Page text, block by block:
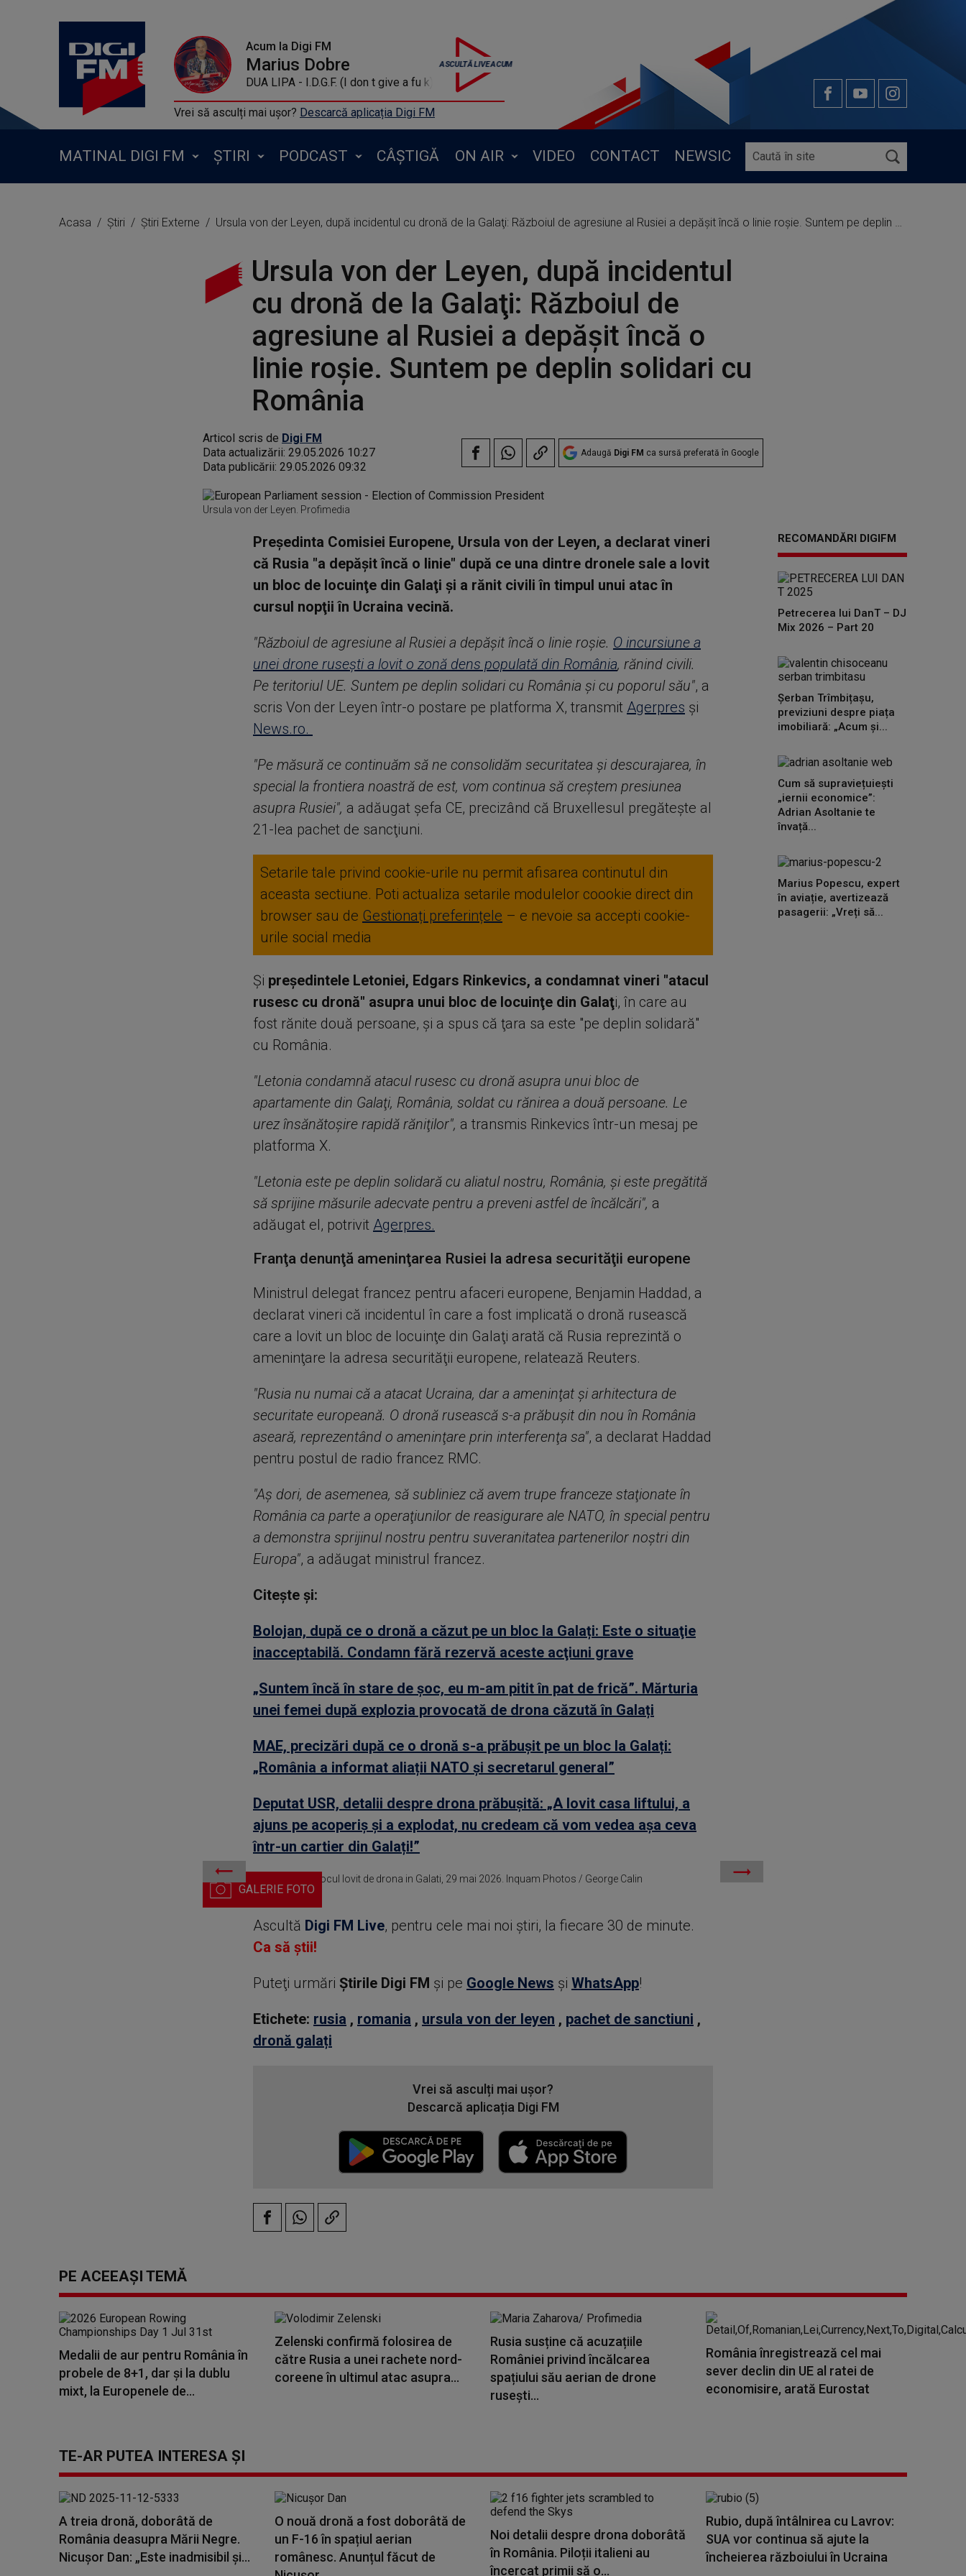
Acum la Digi FM
Marius Dobre
DUA LIPA - I.D.G.F. (I don t give a fu k)
Vrei să asculți mai ușor? Descarcă aplicația Digi FM
MATINAL DIGI FM ȘTIRI PODCAST CÂȘTIGĂ ON AIR VIDEO CONTACT NEWSIC
Acasa Știri Știri Externe Ursula von der Leyen, după incidentul cu dronă de la Galaţi: Războiul de agresiune al Rusiei a depăşit încă o linie roşie. Suntem pe deplin solidari cu România
Ursula von der Leyen, după incidentul
cu dronă de la Galaţi: Războiul de
agresiune al Rusiei a depăşit încă o
linie roşie. Suntem pe deplin solidari cu
România
Articol scris de Digi FM
Data actualizării: 29.05.2026 10:27
Data publicării: 29.05.2026 09:32
Adaugă Digi FM ca sursă preferată în Google
Ursula von der Leyen. Profimedia
Preşedinta Comisiei Europene, Ursula von der Leyen, a declarat vineri
că Rusia "a depăşit încă o linie" după ce una dintre dronele sale a lovit
un bloc de locuinţe din Galaţi şi a rănit civili în timpul unui atac în
cursul nopţii în Ucraina vecină.
"Războiul de agresiune al Rusiei a depăşit încă o linie roşie. O incursiune a
unei drone ruseşti a lovit o zonă dens populată din România, rănind civili.
Pe teritoriul UE. Suntem pe deplin solidari cu România şi cu poporul său", a
scris Von der Leyen într-o postare pe platforma X, transmit Agerpres și
News.ro.
"Pe măsură ce continuăm să ne consolidăm securitatea şi descurajarea, în
special la frontiera noastră de est, vom continua să creştem presiunea
asupra Rusiei", a adăugat şefa CE, precizând că Bruxellesul pregăteşte al
21-lea pachet de sancţiuni.
Setarile tale privind cookie-urile nu permit afisarea continutul din
aceasta sectiune. Poti actualiza setarile modulelor coookie direct din
browser sau de Gestionați preferințele – e nevoie sa accepti cookie-
urile social media
Și preşedintele Letoniei, Edgars Rinkevics, a condamnat vineri "atacul
rusesc cu dronă" asupra unui bloc de locuinţe din Galaţi, în care au
fost rănite două persoane, şi a spus că ţara sa este "pe deplin solidară"
cu România.
"Letonia condamnă atacul rusesc cu dronă asupra unui bloc de
apartamente din Galaţi, România, soldat cu rănirea a două persoane. Le
urez însănătoşire rapidă răniţilor", a transmis Rinkevics într-un mesaj pe
platforma X.
"Letonia este pe deplin solidară cu aliatul nostru, România, şi este pregătită
să sprijine măsurile adecvate pentru a preveni astfel de încălcări", a
adăugat el, potrivit Agerpres.
Franţa denunţă ameninţarea Rusiei la adresa securităţii europene
Ministrul delegat francez pentru afaceri europene, Benjamin Haddad, a
declarat vineri că incidentul în care a fost implicată o dronă rusească
care a lovit un bloc de locuinţe din Galaţi arată că Rusia reprezintă o
ameninţare la adresa securităţii europene, relatează Reuters.
"Rusia nu numai că a atacat Ucraina, dar a ameninţat şi arhitectura de
securitate europeană. O dronă rusească s-a prăbuşit din nou în România
aseară, reprezentând o ameninţare prin interferenţa sa", a declarat Haddad
pentru postul de radio francez RMC.
"Aş dori, de asemenea, să subliniez că avem trupe franceze staţionate în
România ca parte a operaţiunilor de reasigurare ale NATO, în special pentru
a demonstra sprijinul nostru pentru suveranitatea partenerilor noştri din
Europa", a adăugat ministrul francez.
Citește și:
Bolojan, după ce o dronă a căzut pe un bloc la Galați: Este o situaţie
inacceptabilă. Condamn fără rezervă aceste acţiuni grave
„Suntem încă în stare de șoc, eu m-am pitit în pat de frică”. Mărturia
unei femei după explozia provocată de drona căzută în Galați
MAE, precizări după ce o dronă s-a prăbușit pe un bloc la Galați:
„România a informat aliații NATO și secretarul general”
Deputat USR, detalii despre drona prăbușită: „A lovit casa liftului, a
ajuns pe acoperiş şi a explodat, nu credeam că vom vedea așa ceva
într-un cartier din Galați!”
Politisti si anchetatori la blocul lovit de drona in Galati, 29 mai 2026. Inquam Photos / George Calin
Ascultă Digi FM Live, pentru cele mai noi știri, la fiecare 30 de minute.
Ca să știi!
Puteţi urmări Știrile Digi FM şi pe Google News şi WhatsApp!
Etichete: rusia , romania , ursula von der leyen , pachet de sanctiuni ,
dronă galați
Vrei să asculți mai ușor?
Descarcă aplicația Digi FM
RECOMANDĂRI DIGIFM
Petrecerea lui DanT – DJ
Mix 2026 – Part 20
Șerban Trîmbițașu,
previziuni despre piața
imobiliară: „Acum și...
Cum să supraviețuiești
„iernii economice”:
Adrian Asoltanie te
învață...
Marius Popescu, expert
în aviație, avertizează
pasagerii: „Vreți să...
PE ACEEAȘI TEMĂ
Medalii de aur pentru România în
probele de 8+1, dar și la dublu
mixt, la Europenele de...
Zelenski confirmă folosirea de
către Rusia a unei rachete nord-
coreene în ultimul atac asupra...
Rusia susține că acuzațiile
României privind încălcarea
spațiului său aerian de drone
rusești...
România înregistrează cel mai
sever declin din UE al ratei de
economisire, arată Eurostat
TE-AR PUTEA INTERESA ȘI
A treia dronă, doborâtă de
România deasupra Mării Negre.
Nicuşor Dan: „Este inadmisibil şi...
O nouă dronă a fost doborâtă de
un F-16 în spațiul aerian
românesc. Anunțul făcut de
Noi detalii despre drona doborâtă
în România. Piloții italieni au
încercat primii să o...
Rubio, după întâlnirea cu Lavrov:
SUA vor continua să ajute la
încheierea războiului în Ucraina